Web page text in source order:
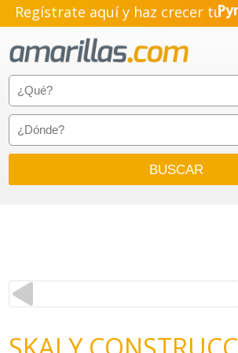
Regístrate aquí y haz crecer tu